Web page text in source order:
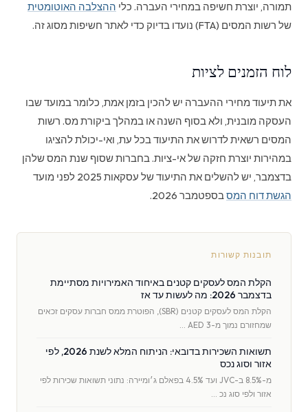
תמורה, יוצרת חשיפה במחירי העברה. כלי ההצלבה האוטומטית
של רשות המסים (FTA) נועדו בדיוק כדי לאתר חשיפות מסוג זה.
לוח הזמנים לציות
את תיעוד מחירי ההעברה יש להכין בזמן אמת, כלומר במועד שבו
העסקה מובנית, ולא בסוף השנה או במהלך ביקורת מס. רשות
המסים רשאית לדרוש את התיעוד בכל עת, ואי-יכולת להציגו
במהירות יוצרת חזקה של אי-ציות. בחברות שסוף שנת המס שלהן
בדצמבר, יש להשלים את התיעוד של עסקאות 2025 לפני מועד
הגשת דוח המסבספטמבר 2026.
תובנות קשורות
הקלת המס לעסקים קטנים באיחוד האמירויות מסתיימת
בדצמבר 2026: מה לעשות עד אז
הקלת המס לעסקים קטנים (SBR), הפוטרת ממס חברות עסקים זכאים
שמחזורם נמוך מ-AED 3 …
תשואות השכירות בדובאי: הניתוח המלא לשנת 2026, לפי
אזור וסוג נכס
מ-8.5% ב-JVC ועד 4.5% בפאלם ג׳ומיירה: נתוני תשואות שכירות לפי
אזור ולפי סוג נכ …